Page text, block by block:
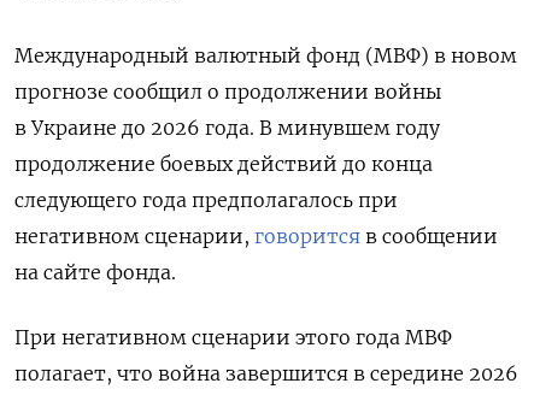
Международный валютный фонд (МВФ) в новом
прогнозе сообщил о продолжении войны
в Украине до 2026 года. В минувшем году
продолжение боевых действий до конца
следующего года предполагалось при
негативном сценарии, говорится в сообщении
на сайте фонда.
При негативном сценарии этого года МВФ
полагает, что война завершится в середине 2026